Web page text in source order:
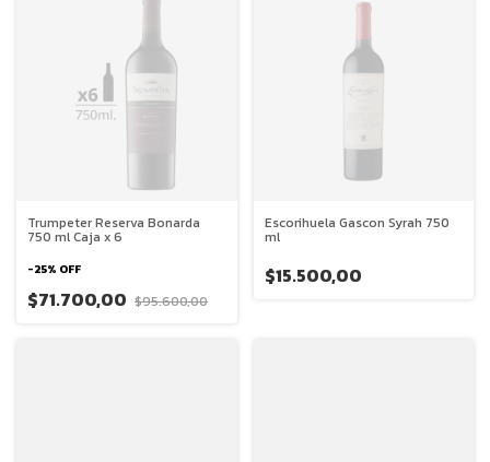
Trumpeter Reserva Bonarda
750 ml Caja x 6
-25% OFF
$71.700,00 $95.600,00
Escorihuela Gascon Syrah 750
ml
$15.500,00